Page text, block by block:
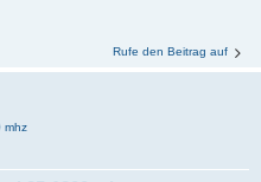
Rufe den Beitrag auf
mhz